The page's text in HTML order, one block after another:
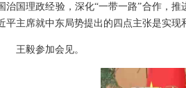
治国理政经验，深化“一带一路”合作，
平主席就中东局势提出的四点主张是实现
王毅参加会见。